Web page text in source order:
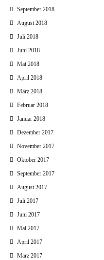
September 2018
August 2018
Juli 2018
Juni 2018
Mai 2018
April 2018
März 2018
Februar 2018
Januar 2018
Dezember 2017
November 2017
Oktober 2017
September 2017
August 2017
Juli 2017
Juni 2017
Mai 2017
April 2017
März 2017